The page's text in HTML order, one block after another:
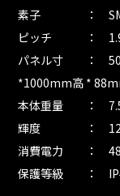
素子 ：
ピッチ ：
パネル寸 ：
*1000mm高 *
本体重量 ：
輝度 ：
消費電力 ：
保護等級 ：